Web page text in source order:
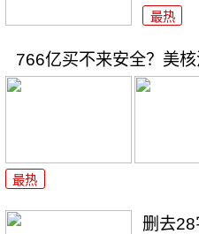
最热
766亿买不来安全？美
最热
删去28